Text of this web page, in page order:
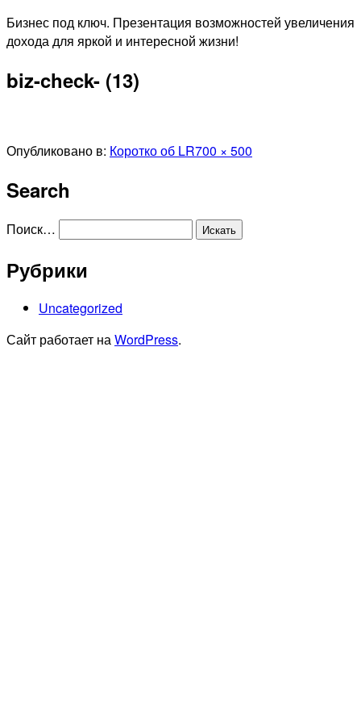
Перейти
к
Бизнес под ключ. Презентация возможностей увеличения
дохода для яркой и интересной жизни!
biz-check- (13)
Опубликовано в: Коротко об LRПолный
700 × 500
Search
Поиск…
Рубрики
Uncategorized
Сайт работает наWordPress.